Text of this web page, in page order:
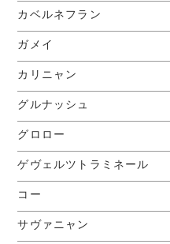
カベルネフラン
ガメイ
カリニャン
グルナッシュ
グロロー
ゲヴェルツトラミネール
コー
サヴァニャン